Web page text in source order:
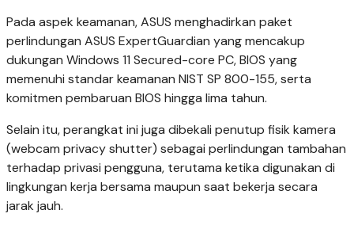
Pada aspek keamanan, ASUS menghadirkan paket
perlindungan ASUS ExpertGuardian yang mencakup
dukungan Windows 11 Secured-core PC, BIOS yang
memenuhi standar keamanan NIST SP 800-155, serta
komitmen pembaruan BIOS hingga lima tahun.
Selain itu, perangkat ini juga dibekali penutup fisik kamera
(webcam privacy shutter) sebagai perlindungan tambahan
terhadap privasi pengguna, terutama ketika digunakan di
lingkungan kerja bersama maupun saat bekerja secara
jarak jauh.